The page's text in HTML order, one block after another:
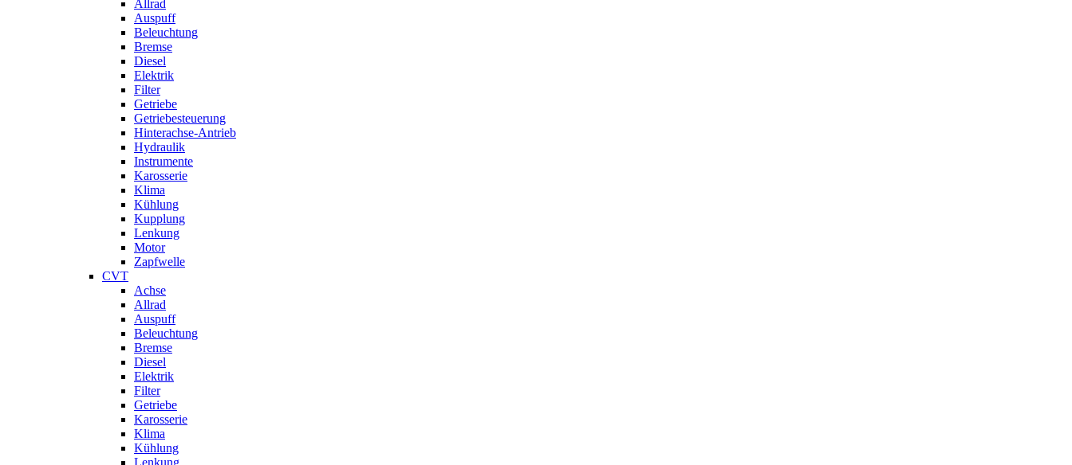
Allrad
Auspuff
Beleuchtung
Bremse
Diesel
Elektrik
Filter
Getriebe
Getriebesteuerung
Hinterachse-Antrieb
Hydraulik
Instrumente
Karosserie
Klima
Kühlung
Kupplung
Lenkung
Motor
Zapfwelle
CVT
Achse
Allrad
Auspuff
Beleuchtung
Bremse
Diesel
Elektrik
Filter
Getriebe
Karosserie
Klima
Kühlung
Lenkung